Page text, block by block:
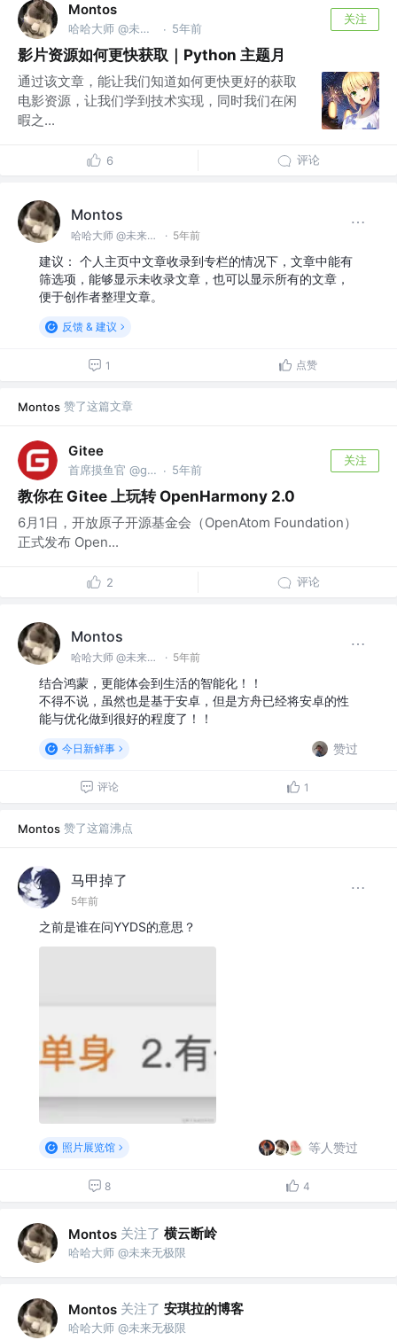
Montos
哈哈大师 @未来无极限 · 5年前
关注
影片资源如何更快获取｜Python 主题月
通过该文章，能让我们知道如何更快更好的获取
电影资源，让我们学到技术实现，同时我们在闲
暇之...
6 评论
Montos
哈哈大师 @未来无极限 · 5年前
建议： 个人主页中文章收录到专栏的情况下，文章中能有
筛选项，能够显示未收录文章，也可以显示所有的文章，
便于创作者整理文章。
反馈 & 建议
1 点赞
Montos 赞了这篇文章
Gitee
首席摸鱼官 @gitee.com · 5年前
关注
教你在 Gitee 上玩转 OpenHarmony 2.0
6月1日，开放原子开源基金会（OpenAtom Foundation）
正式发布 Open...
2 评论
Montos
哈哈大师 @未来无极限 · 5年前
结合鸿蒙，更能体会到生活的智能化！！
不得不说，虽然也是基于安卓，但是方舟已经将安卓的性
能与优化做到很好的程度了！！
今日新鲜事 赞过
评论 1
Montos 赞了这篇沸点
马甲掉了
5年前
之前是谁在问YYDS的意思？
照片展览馆 等人赞过
8 4
Montos 关注了 横云断岭
哈哈大师 @未来无极限
Montos 关注了 安琪拉的博客
哈哈大师 @未来无极限